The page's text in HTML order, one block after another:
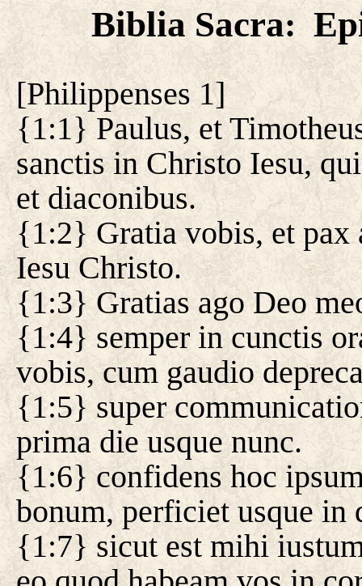
Biblia Sacra:
[Philippenses 1]
{1:1} Paulus, et
sanctis in Christo Iesu,
et diaconibus.
{1:2} Gratia vobis, et pax
Iesu Christo.
{1:3} Gratias ago Deo
{1:4} semper in cunctis
vobis, cum gaudio
{1:5} super
prima die usque nunc.
{1:6} confidens hoc
bonum, perficiet usque in
{1:7} sicut est mihi